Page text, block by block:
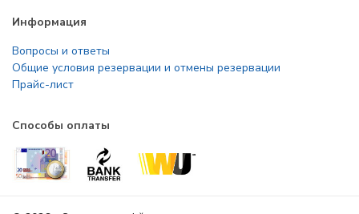
Информация
Вопросы и ответы
Общие условия резервации и отмены резервации
Прайс-лист
Способы оплаты